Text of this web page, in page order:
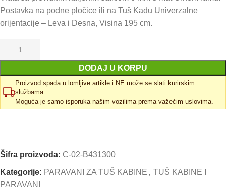
Postavka na podne pločice ili na Tuš Kadu Univerzalne
orijentacije – Leva i Desna, Visina 195 cm.
DODAJ U KORPU
Proizvod spada u lomljive artikle i NE može se slati kurirskim
službama.
Moguća je samo isporuka našim vozilima prema važećim uslovima.
Šifra proizvoda: C-02-B431300
Kategorije: PARAVANI ZA TUŠ KABINE , TUŠ KABINE I
PARAVANI